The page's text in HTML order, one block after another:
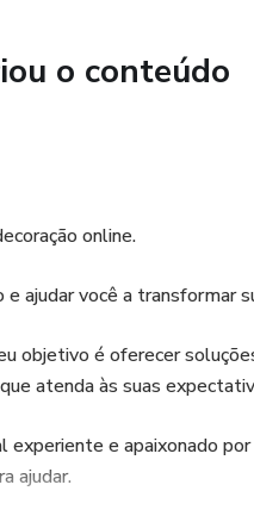
o conteúdo
online.
ajudar você a transformar
objetivo é oferecer
atenda às suas
e apaixonado
ajudar.